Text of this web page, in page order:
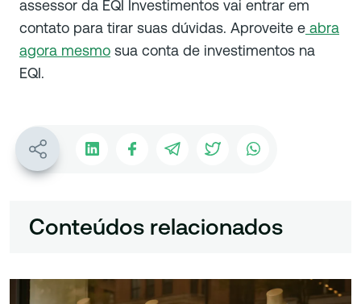
assessor da EQI Investimentos vai entrar em
contato para tirar suas dúvidas. Aproveite e abra
agora mesmo sua conta de investimentos na
EQI.
Conteúdos relacionados